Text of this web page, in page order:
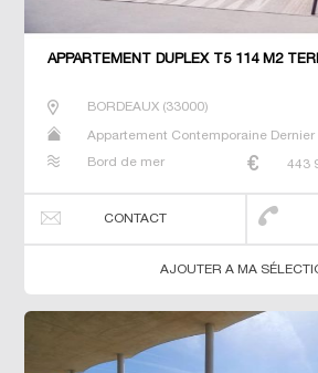
APPARTEMENT DUPLEX T5 114 M2
BORDEAUX(33000)
Appartement Contemporaine Dernier
Bord de mer
443
CONTACT
AJOUTER A MA